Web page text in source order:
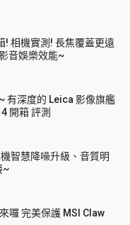
! 相機實測! 長焦覆蓋更遠
音娛樂效能~
有深度的 Leica 影像旗艦
開箱 評測
智慧降噪升級、音質明
~
囉 完美保護 MSI Claw